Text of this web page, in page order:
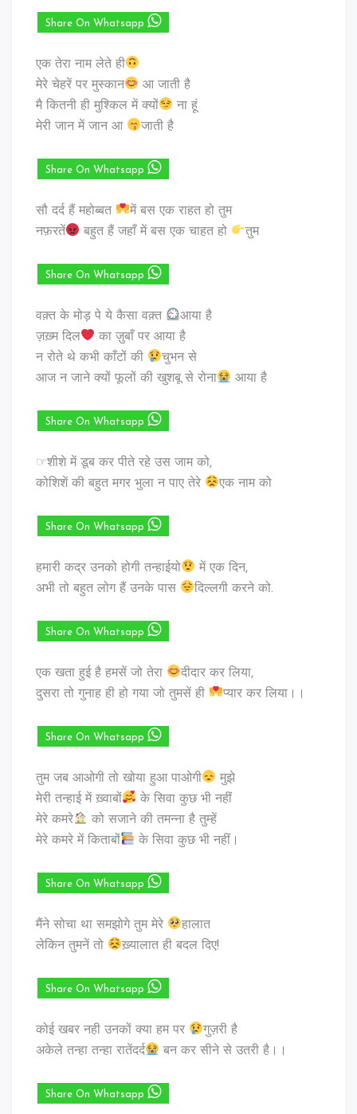
Share On Whatsapp
एक तेरा नाम लेते ही
मेरे चेहरें पर मुस्कान
आ जाती है
मै कितनी ही मुश्किल में क्यों
ना हूं
मेरी जान में जान आ
जाती है
Share On Whatsapp
सौ दर्द हैं महोब्बत
में बस एक राहत हो तुम
नफ़रतें
बहुत हैं जहाँ में बस एक चाहत हो तुम
Share On Whatsapp
वक़्त के मोड़ पे ये कैसा वक़्त
आया है
ज़ख़्म दिल
का ज़ुबाँ पर आया है
न रोते थे कभी काँटों की
चुभन से
आज न जाने क्यों फूलों की खुशबू से रोना
आया है
Share On Whatsapp
☞शीशे में डूब कर पीते रहे उस जाम को,
कोशिशें की बहुत मगर भुला न पाए तेरे
एक नाम को
Share On Whatsapp
हमारी कद्र उनको होगी तन्हाईयो
में एक दिन,
अभी तो बहुत लोग हैं उनके पास
दिल्लगी करने को.
Share On Whatsapp
एक खता हुई है हमसें जो तेरा
दीदार कर लिया,
दुसरा तो गुनाह ही हो गया जो तुमसें ही
प्यार कर लिया।।
Share On Whatsapp
तुम जब आओगी तो खोया हुआ पाओगी
मुझे
मेरी तन्हाई में ख़्वाबों
के सिवा कुछ भी नहीं
मेरे कमरे
को सजाने की तमन्ना है तुम्हें
मेरे कमरे में किताबों
के सिवा कुछ भी नहीं।
Share On Whatsapp
मैंने सोचा था समझोगे तुम मेरे
हालात
लेकिन तुमनें तो
ख़्यालात ही बदल दिए!
Share On Whatsapp
कोई खबर नही उनकों क्या हम पर
गुज़री है
अकेले तन्हा तन्हा रातेंदर्द
बन कर सीने से उतरी है।।
Share On Whatsapp